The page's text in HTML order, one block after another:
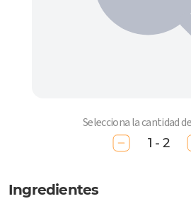
Selecciona la cantidad
1 - 2
Ingredientes